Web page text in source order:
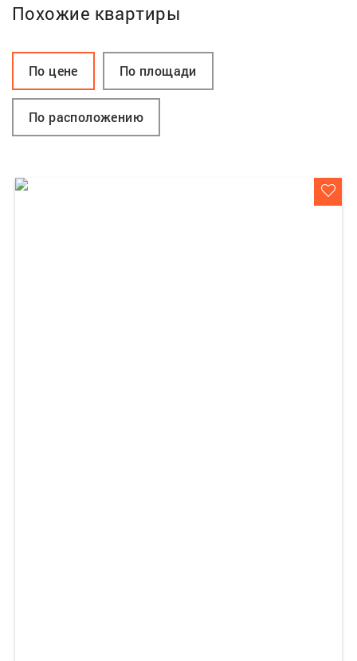
Похожие квартиры
По цене По площади
По расположению